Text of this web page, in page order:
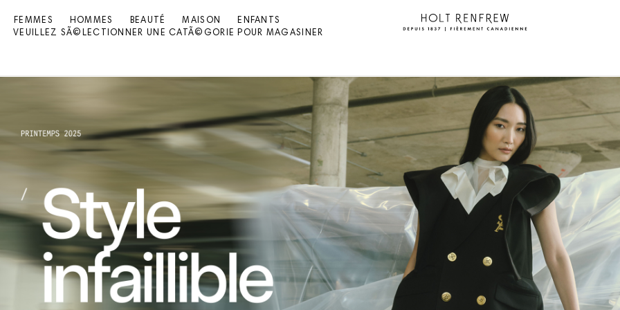
Renfrew
FEMMES HOMMES BEAUTÉ MAISON
ENFANTS
VEUILLEZ SÃ©LECTIONNER UNE CATÃ©GORIE POUR MAGASINER